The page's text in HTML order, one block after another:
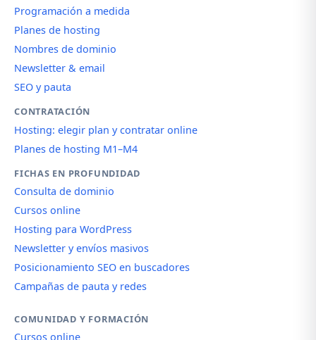
Programación a medida
Planes de hosting
Nombres de dominio
Newsletter & email
SEO y pauta
CONTRATACIÓN
Hosting: elegir plan y contratar online
Planes de hosting M1–M4
FICHAS EN PROFUNDIDAD
Consulta de dominio
Cursos online
Hosting para WordPress
Newsletter y envíos masivos
Posicionamiento SEO en buscadores
Campañas de pauta y redes
COMUNIDAD Y FORMACIÓN
Cursos online